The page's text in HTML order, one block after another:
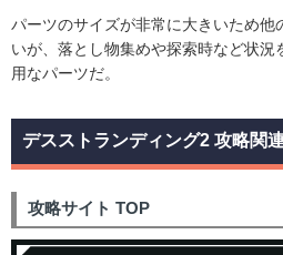
パーツのサイズが非常に大きいため他
いが、落とし物集めや探索時など状
用なパーツだ。
デスストランディング2 攻略関
攻略サイト TOP